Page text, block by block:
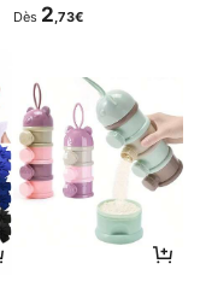
Dès 2,73€